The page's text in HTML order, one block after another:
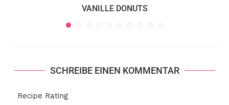
VANILLE DONUTS
SCHREIBE EINEN KOMMENTAR
Recipe Rating